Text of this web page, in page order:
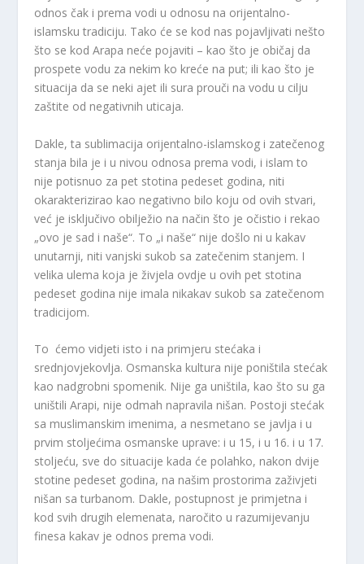
odnos čak i prema vodi u odnosu na orijentalno-
islamsku tradiciju. Tako će se kod nas pojavljivati nešto
što se kod Arapa neće pojaviti – kao što je običaj da
prospete vodu za nekim ko kreće na put; ili kao što je
situacija da se neki ajet ili sura prouči na vodu u cilju
zaštite od negativnih uticaja.
Dakle, ta sublimacija orijentalno-islamskog i zatečenog
stanja bila je i u nivou odnosa prema vodi, i islam to
nije potisnuo za pet stotina pedeset godina, niti
okarakterizirao kao negativno bilo koju od ovih stvari,
već je isključivo obilježio na način što je očistio i rekao
„ovo je sad i naše“. To „i naše“ nije došlo ni u kakav
unutarnji, niti vanjski sukob sa zatečenim stanjem. I
velika ulema koja je živjela ovdje u ovih pet stotina
pedeset godina nije imala nikakav sukob sa zatečenom
tradicijom.
To ćemo vidjeti isto i na primjeru stećaka i
srednjovjekovlja. Osmanska kultura nije poništila stećak
kao nadgrobni spomenik. Nije ga uništila, kao što su ga
uništili Arapi, nije odmah napravila nišan. Postoji stećak
sa muslimanskim imenima, a nesmetano se javlja i u
prvim stoljećima osmanske uprave: i u 15, i u 16. i u 17.
stoljeću, sve do situacije kada će polahko, nakon dvije
stotine pedeset godina, na našim prostorima zaživjeti
nišan sa turbanom. Dakle, postupnost je primjetna i
kod svih drugih elemenata, naročito u razumijevanju
finesa kakav je odnos prema vodi.